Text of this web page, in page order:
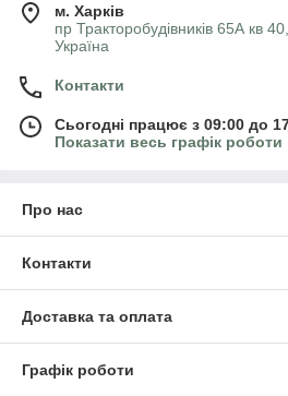
м. Харків
пр Тракторобудівників 65А кв
Україна
Контакти
Сьогодні працює з 09:00 до
Показати весь графік роботи
Про нас
Контакти
Доставка та оплата
Графік роботи